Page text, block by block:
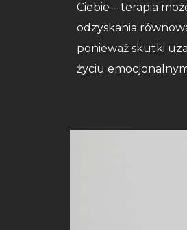
Ciebie – terapia
odzyskania
ponieważ skutki
życiu